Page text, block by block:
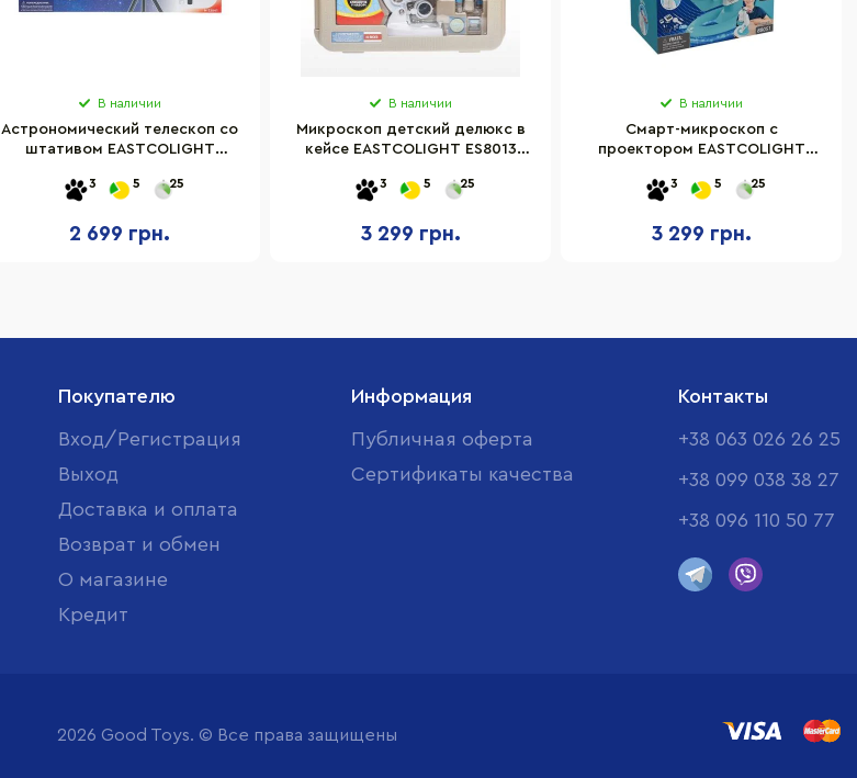
В наличии
Астрономический телескоп со
штативом EASTCOLIGHT
3 5 25
2 699 грн.
В наличии
Микроскоп детский делюкс в
кейсе EASTCOLIGHT ES8013
3 5 25
3 299 грн.
В наличии
Смарт-микроскоп с
проектором EASTCOLIGHT
увеличение
3 5 25
3 299 грн.
Покупателю
Вход/Регистрация
Выход
Доставка и оплата
Возврат и обмен
О магазине
Кредит
Информация
Публичная оферта
Сертификаты качества
Контакты
+38 063 026 26 25
+38 099 038 38 27
+38 096 110 50 77
2026 Good Toys. © Все права защищены